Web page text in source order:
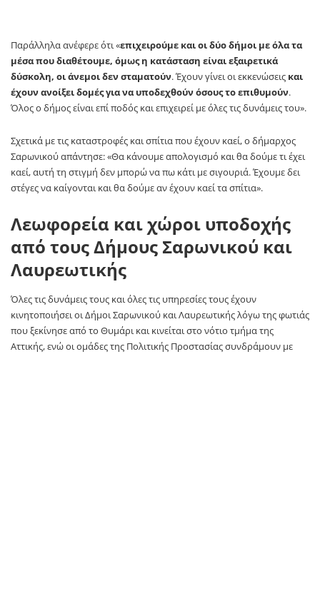
Παράλληλα ανέφερε ότι «επιχειρούμε και οι δύο δήμοι με όλα τα
μέσα που διαθέτουμε, όμως η κατάσταση είναι εξαιρετικά
δύσκολη, οι άνεμοι δεν σταματούν. Έχουν γίνει οι εκκενώσεις και
έχουν ανοίξει δομές για να υποδεχθούν όσους το επιθυμούν.
Όλος ο δήμος είναι επί ποδός και επιχειρεί με όλες τις δυνάμεις του».
Σχετικά με τις καταστροφές και σπίτια που έχουν καεί, ο δήμαρχος
Σαρωνικού απάντησε: «Θα κάνουμε απολογισμό και θα δούμε τι έχει
καεί, αυτή τη στιγμή δεν μπορώ να πω κάτι με σιγουριά. Έχουμε δει
στέγες να καίγονται και θα δούμε αν έχουν καεί τα σπίτια».
Λεωφορεία και χώροι υποδοχής
από τους Δήμους Σαρωνικού και
Λαυρεωτικής
Όλες τις δυνάμεις τους και όλες τις υπηρεσίες τους έχουν
κινητοποιήσει οι Δήμοι Σαρωνικού και Λαυρεωτικής λόγω της φωτιάς
που ξεκίνησε από το Θυμάρι και κινείται στο νότιο τμήμα της
Αττικής, ενώ οι ομάδες της Πολιτικής Προστασίας συνδράμουν με